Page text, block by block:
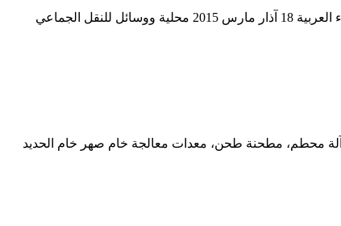
الجبس التعدين في تقنيات أريزونا - تعرف أكثر . الجبس التعدين في تقنيات أريزونا آذار هو الشهر الثالث 3 من شهور السنة الميلادية حسب الأسماء العربية 18 آذار مارس 2015 محلية ووسائل للنقل الجماعي
معدات التعدين محطم الفلبين 5 حزيران (يونيو) 2016 الحصى تعدين محطم المستعملة الحصى معدات تعدين الذهب للبيع في, 26 أيار (مايو) 2016 آلة محطم، مطحنة طحن، معدات معالجة خام صهر خام الحديد